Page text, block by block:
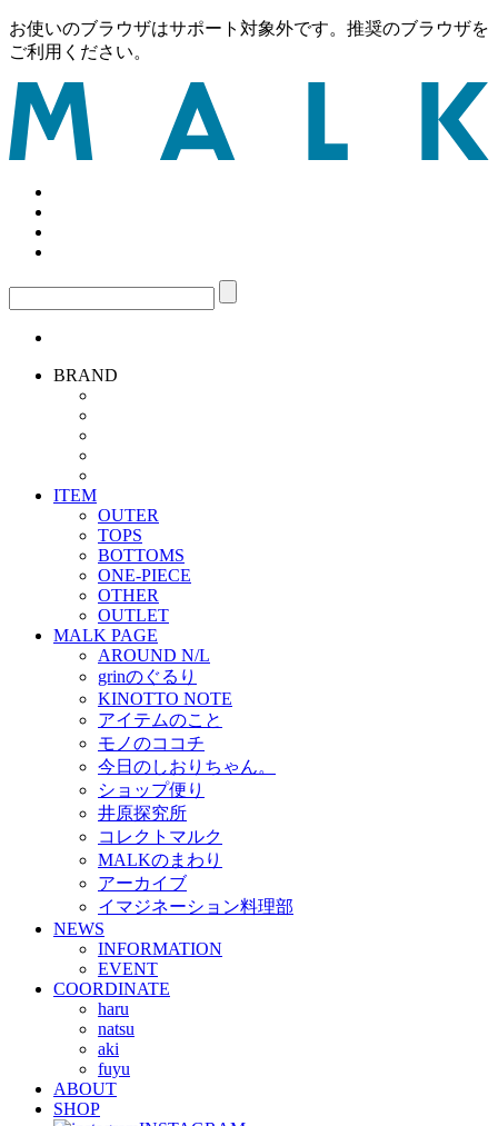
お使いのブラウザはサポート対象外です。推奨のブラウザを
ご利用ください。
BRAND
ITEM
OUTER
TOPS
BOTTOMS
ONE-PIECE
OTHER
OUTLET
MALK PAGE
AROUND N/L
grinのぐるり
KINOTTO NOTE
アイテムのこと
モノのココチ
今日のしおりちゃん。
ショップ便り
井原探究所
コレクトマルク
MALKのまわり
アーカイブ
イマジネーション料理部
NEWS
INFORMATION
EVENT
COORDINATE
haru
natsu
aki
fuyu
ABOUT
SHOP